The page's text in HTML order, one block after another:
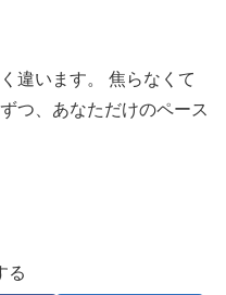
違います。 焦らなくて
つ、あなただけのペース
る